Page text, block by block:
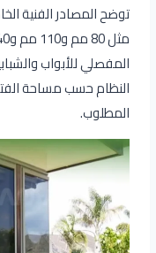
توضح المصادر الفنية
المفصلي للأبواب
النظام حسب مساحة
المطلوب.